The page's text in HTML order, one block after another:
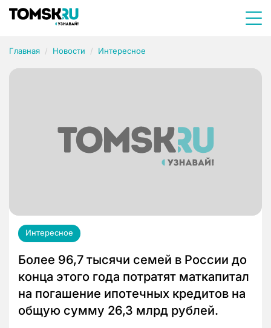
Главная Новости Интересное
Интересное
Более 96,7 тысячи семей в России до
конца этого года потратят маткапитал
на погашение ипотечных кредитов на
общую сумму 26,3 млрд рублей.